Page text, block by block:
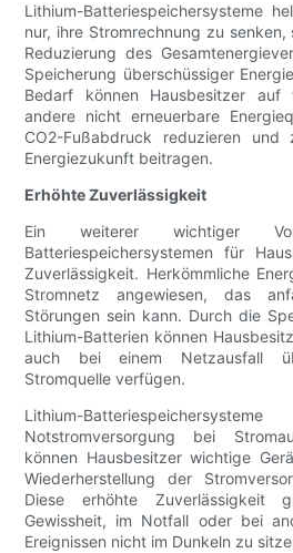
Lithium-Batteriespeichersysteme
nur, ihre Stromrechnung zu
Reduzierung des
Speicherung überschüssiger
Bedarf können Hausbesitzer auf
andere nicht erneuerbare
CO2-Fußabdruck reduzieren und
Energiezukunft beitragen.
Erhöhte Zuverlässigkeit
Ein weiterer wichtiger
Batteriespeichersystemen für
Zuverlässigkeit. Herkömmliche
Stromnetz angewiesen, das
Störungen sein kann. Durch die
Lithium-Batterien können
auch bei einem Netzausfall
Stromquelle verfügen.
Lithium-
Notstromversorgung bei
können Hausbesitzer wichtige
Wiederherstellung der
Diese erhöhte Zuverlässigkeit
Gewissheit, im Notfall oder bei
Ereignissen nicht im Dunkeln zu